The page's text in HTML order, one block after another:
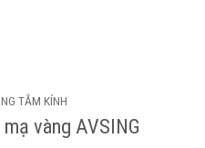
TẮM KÍNH
vàng AVSING